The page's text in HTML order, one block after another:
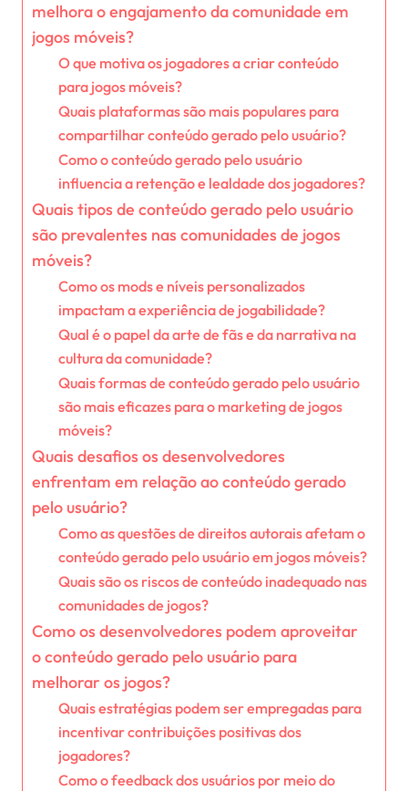
melhora o engajamento da comunidade em
jogos móveis?
O que motiva os jogadores a criar conteúdo
para jogos móveis?
Quais plataformas são mais populares para
compartilhar conteúdo gerado pelo usuário?
Como o conteúdo gerado pelo usuário
influencia a retenção e lealdade dos jogadores?
Quais tipos de conteúdo gerado pelo usuário
são prevalentes nas comunidades de jogos
móveis?
Como os mods e níveis personalizados
impactam a experiência de jogabilidade?
Qual é o papel da arte de fãs e da narrativa na
cultura da comunidade?
Quais formas de conteúdo gerado pelo usuário
são mais eficazes para o marketing de jogos
móveis?
Quais desafios os desenvolvedores
enfrentam em relação ao conteúdo gerado
pelo usuário?
Como as questões de direitos autorais afetam o
conteúdo gerado pelo usuário em jogos móveis?
Quais são os riscos de conteúdo inadequado nas
comunidades de jogos?
Como os desenvolvedores podem aproveitar
o conteúdo gerado pelo usuário para
melhorar os jogos?
Quais estratégias podem ser empregadas para
incentivar contribuições positivas dos
jogadores?
Como o feedback dos usuários por meio do